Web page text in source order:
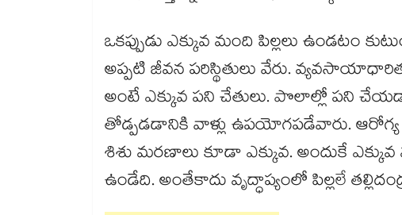
ఒకప్పుడు ఎక్కువ మంది పిల్లలు ఉండటం
అప్పటి జీవన పరిస్థితులు వేరు.
అంటే ఎక్కువ పని చేతులు. పొలాల్లో పని
తోడ్పడడానికి వాళ్లు ఉపయోగపడేవారు.
శిశు మరణాలు కూడా ఎక్కువ. అందుకే
ఉండేది. అంతేకాదు వృద్ధాప్యంలో పిల్లలే